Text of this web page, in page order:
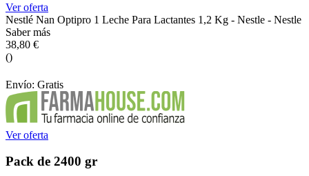
Ver oferta
Nestlé Nan Optipro 1 Leche Para Lactantes 1,2 Kg - Nestle - Nestle
Saber más
38,80 €
()
Envío: Gratis
Ver oferta
Pack de 2400 gr